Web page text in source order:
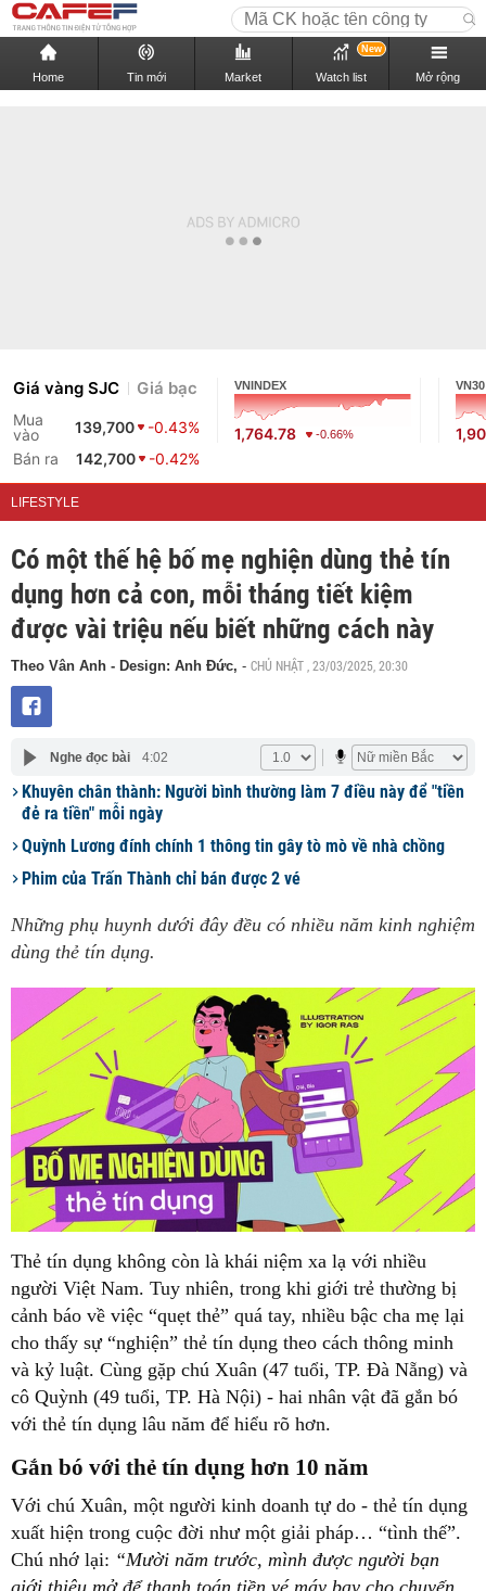
Home Tin mới Market Watch list
New
Mở rộng
Giá vàng SJC Giá bạc
Mua
vào
139,700
-0.43%
Bán ra
142,700 -0.42%
VNINDEX
1,764.78 -0.66%
VN30
LIFESTYLE
Có một thế hệ bố mẹ nghiện dùng thẻ tín
dụng hơn cả con, mỗi tháng tiết kiệm
được vài triệu nếu biết những cách này
Theo Vân Anh - Design: Anh Đức, - CHỦ NHẬT , 23/03/2025, 20:30
Nghe đọc bài 4:02
Khuyên chân thành: Người bình thường làm 7 điều này để "tiền
đẻ ra tiền" mỗi ngày
Quỳnh Lương đính chính 1 thông tin gây tò mò về nhà chồng
Phim của Trấn Thành chỉ bán được 2 vé
Những phụ huynh dưới đây đều có nhiều năm kinh nghiệm
dùng thẻ tín dụng.
Thẻ tín dụng không còn là khái niệm xa lạ với nhiều
người Việt Nam. Tuy nhiên, trong khi giới trẻ thường bị
cảnh báo về việc “quẹt thẻ” quá tay, nhiều bậc cha mẹ lại
cho thấy sự “nghiện” thẻ tín dụng theo cách thông minh
và kỷ luật. Cùng gặp chú Xuân (47 tuổi, TP. Đà Nẵng) và
cô Quỳnh (49 tuổi, TP. Hà Nội) - hai nhân vật đã gắn bó
với thẻ tín dụng lâu năm để hiểu rõ hơn.
Gắn bó với thẻ tín dụng hơn 10 năm
Với chú Xuân, một người kinh doanh tự do - thẻ tín dụng
xuất hiện trong cuộc đời như một giải pháp… “tình thế”.
Chú nhớ lại: “Mười năm trước, mình được người bạn